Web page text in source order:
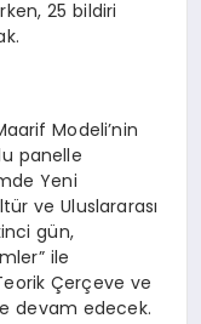
25 bildiri
Modeli’nin
panelle
Yeni
ve Uluslararası
gün,
ile
Çerçeve ve
devam edecek.